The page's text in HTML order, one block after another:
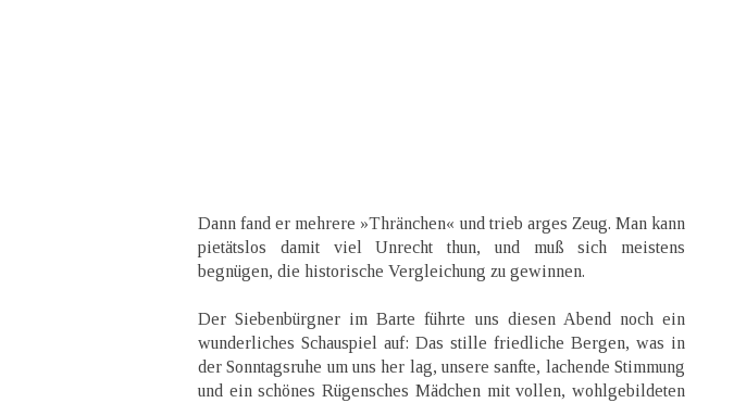
Dann fand er mehrere »Thränchen« und trieb arges Zeug. Man kann
pietätslos damit viel Unrecht thun, und muß sich meistens
begnügen, die historische Vergleichung zu gewinnen.
Der Siebenbürgner im Barte führte uns diesen Abend noch ein
wunderliches Schauspiel auf: Das stille friedliche Bergen, was in
der Sonntagsruhe um uns her lag, unsere sanfte, lachende Stimmung
und ein schönes Rügensches Mädchen mit vollen, wohlgebildeten